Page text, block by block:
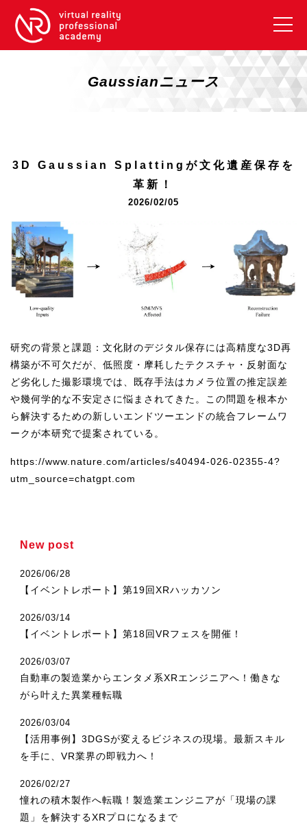
VRアカデミーとは
【2026年10月】ARエキスパートコース
【2026年10月】VRエキスパートコース
【2026年10月】XRプロフェッショナル
《リスキリング補助金コース》
リスキリング補助金対象コース説明
《SDGs》
U-15メタバースプログラミング講座
入学案内
受講生紹介
イベント
ブログ
3DGS受託開発
3DGSニュース
受託開発
《最新プロダクト》
超体験★販促システム『XR Showcase Hub』2025年4月発売
MR体験型研修プラットフォーム『LegacyLink XR』2025年10月
3D空間キャプチャーアプリ『Qoocan』
開発中
Gaussianニュース
3D Gaussian Splattingが文化遺産保存を
革新！
2026/02/05
研究の背景と課題：文化財のデジタル保存には高精度な3D再
構築が不可欠だが、低照度・摩耗したテクスチャ・反射面な
ど劣化した撮影環境では、既存手法はカメラ位置の推定誤差
や幾何学的な不安定さに悩まされてきた。この問題を根本か
ら解決するための新しいエンドツーエンドの統合フレームワ
ークが本研究で提案されている。
https://www.nature.com/articles/s40494-026-02355-4?
utm_source=chatgpt.com
New post
2026/06/28
【イベントレポート】第19回XRハッカソン
2026/03/14
【イベントレポート】第18回VRフェスを開催！
2026/03/07
自動車の製造業からエンタメ系XRエンジニアへ！働きな
がら叶えた異業種転職
2026/03/04
【活用事例】3DGSが変えるビジネスの現場。最新スキル
を手に、VR業界の即戦力へ！
2026/02/27
憧れの積木製作へ転職！製造業エンジニアが「現場の課
題」を解決するXRプロになるまで